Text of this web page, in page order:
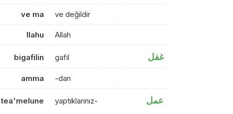
ve ma ve değildir
llahu Allah
bigafilin gafil غفل
amma -dan
tea'melune yaptıklarınız- عمل